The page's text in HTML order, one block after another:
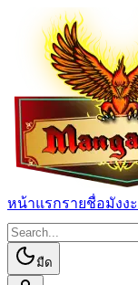
หน้าแรกรายชื่อมังงะ
มืด